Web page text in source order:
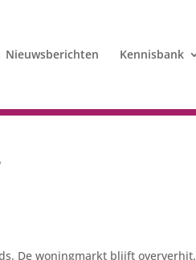
Nieuwsberichten Kennisbank
De woningmarkt blijft oververhit.